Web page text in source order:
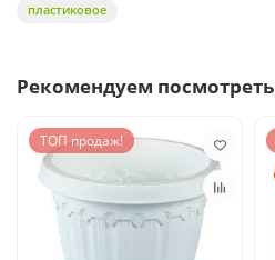
пластиковое
Рекомендуем посмотреть
ТОП продаж!